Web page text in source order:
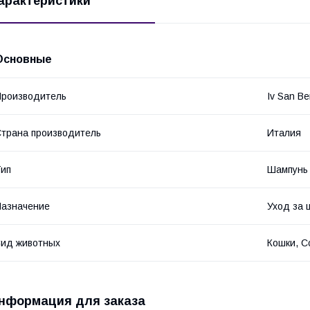
Iv San
производитель Италия
Шампунь
Уход за
животных Кошки,
для заказа